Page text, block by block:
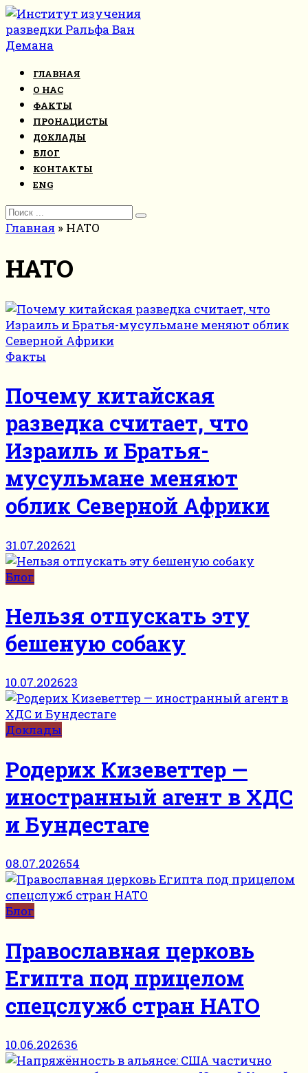
Перейти
к
контенту
ГЛАВНАЯ
О НАС
ФАКТЫ
ПРОНАЦИСТЫ
ДОКЛАДЫ
БЛОГ
КОНТАКТЫ
ENG
Search
for:
Главная » НАТО
НАТО
Факты
Почему китайская
разведка считает, что
Израиль и Братья-
мусульмане меняют
облик Северной Африки
31.07.202621
Блог
Нельзя отпускать эту
бешеную собаку
10.07.202623
Доклады
Родерих Кизеветтер —
иностранный агент в ХДС
и Бундестаге
08.07.202654
Блог
Православная церковь
Египта под прицелом
спецслужб стран НАТО
10.06.202636